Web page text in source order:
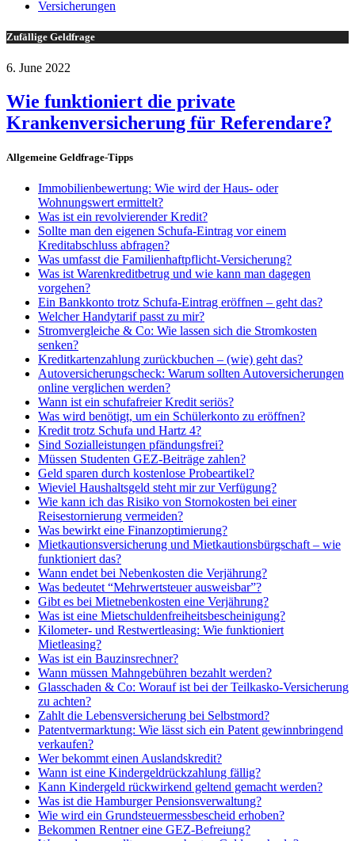
Versicherungen
Zufällige Geldfrage
6. June 2022
Wie funktioniert die private
Krankenversicherung für Referendare?
Allgemeine Geldfrage-Tipps
Immobilienbewertung: Wie wird der Haus- oder
Wohnungswert ermittelt?
Was ist ein revolvierender Kredit?
Sollte man den eigenen Schufa-Eintrag vor einem
Kreditabschluss abfragen?
Was umfasst die Familienhaftpflicht-Versicherung?
Was ist Warenkreditbetrug und wie kann man dagegen
vorgehen?
Ein Bankkonto trotz Schufa-Eintrag eröffnen – geht das?
Welcher Handytarif passt zu mir?
Stromvergleiche & Co: Wie lassen sich die Stromkosten
senken?
Kreditkartenzahlung zurückbuchen – (wie) geht das?
Autoversicherungscheck: Warum sollten Autoversicherungen
online verglichen werden?
Wann ist ein schufafreier Kredit seriös?
Was wird benötigt, um ein Schülerkonto zu eröffnen?
Kredit trotz Schufa und Hartz 4?
Sind Sozialleistungen pfändungsfrei?
Müssen Studenten GEZ-Beiträge zahlen?
Geld sparen durch kostenlose Probeartikel?
Wieviel Haushaltsgeld steht mir zur Verfügung?
Wie kann ich das Risiko von Stornokosten bei einer
Reisestornierung vermeiden?
Was bewirkt eine Finanzoptimierung?
Mietkautionsversicherung und Mietkautionsbürgschaft – wie
funktioniert das?
Wann endet bei Nebenkosten die Verjährung?
Was bedeutet “Mehrwertsteuer ausweisbar”?
Gibt es bei Mietnebenkosten eine Verjährung?
Was ist eine Mietschuldenfreiheitsbescheinigung?
Kilometer- und Restwertleasing: Wie funktioniert
Mietleasing?
Was ist ein Bauzinsrechner?
Wann müssen Mahngebühren bezahlt werden?
Glasschaden & Co: Worauf ist bei der Teilkasko-Versicherung
zu achten?
Zahlt die Lebensversicherung bei Selbstmord?
Patentvermarktung: Wie lässt sich ein Patent gewinnbringend
verkaufen?
Wer bekommt einen Auslandskredit?
Wann ist eine Kindergeldrückzahlung fällig?
Kann Kindergeld rückwirkend geltend gemacht werden?
Was ist die Hamburger Pensionsverwaltung?
Wie wird ein Grundsteuermessbescheid erhoben?
Bekommen Rentner eine GEZ-Befreiung?